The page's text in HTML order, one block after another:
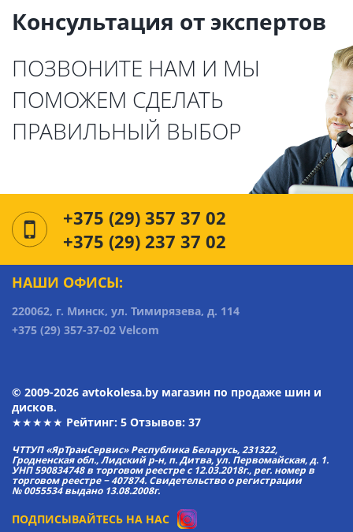
Консультация от экспертов
ПОЗВОНИТЕ НАМ И МЫ
ПОМОЖЕМ СДЕЛАТЬ
ПРАВИЛЬНЫЙ ВЫБОР
+375 (29) 357 37 02
+375 (29) 237 37 02
НАШИ ОФИСЫ:
220062, г. Минск, ул. Тимирязева, д. 114
+375 (29) 357-37-02 Velcom
© 2009-2026 avtokolesa.by магазин по продаже шин и
дисков.
★★★★★ Рейтинг: 5 Отзывов: 37
ЧТТУП «ЯрТранСервис» Республика Беларусь, 231322,
Гродненская обл., Лидский р-н, п. Дитва, ул. Первомайская, д. 1.
УНП 590834748 в торговом реестре с 12.03.2018г., рег. номер в
торговом реестре − 407874. Свидетельство о регистрации
№ 0055534 выдано 13.08.2008г.
ПОДПИСЫВАЙТЕСЬ НА НАС